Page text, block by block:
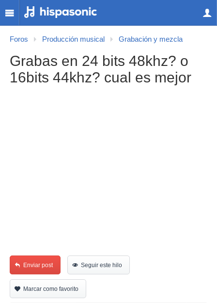
Foros Producción musical Grabación y mezcla
Grabas en 24 bits 48khz? o
16bits 44khz? cual es mejor
Enviar post Seguir este hilo
Marcar como favorito